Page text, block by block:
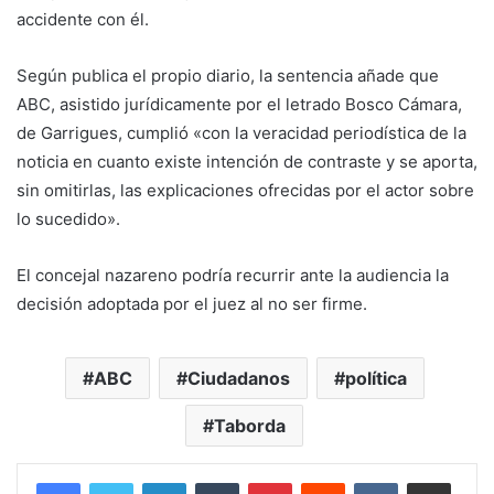
accidente con él.
Según publica el propio diario, la sentencia añade que
ABC, asistido jurídicamente por el letrado Bosco Cámara,
de Garrigues, cumplió «con la veracidad periodística de la
noticia en cuanto existe intención de contraste y se aporta,
sin omitirlas, las explicaciones ofrecidas por el actor sobre
lo sucedido».
El concejal nazareno podría recurrir ante la audiencia la
decisión adoptada por el juez al no ser firme.
ABC Ciudadanos política
Taborda